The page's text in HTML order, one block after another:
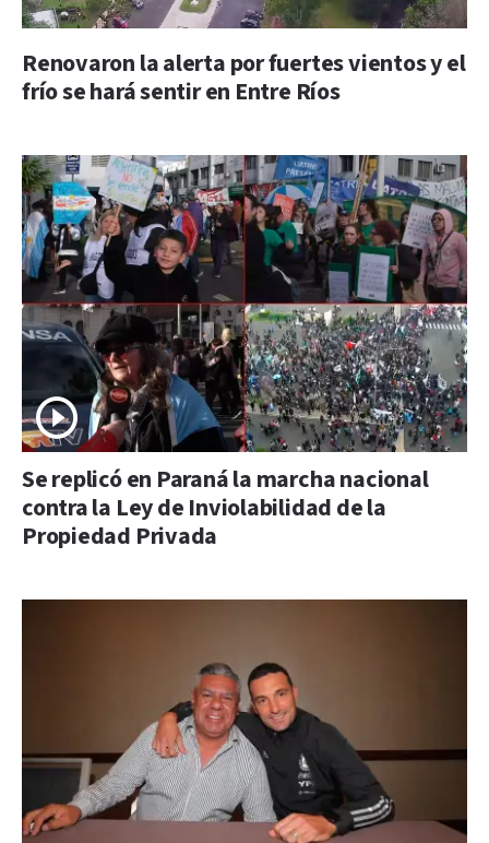
Renovaron la alerta por fuertes vientos y el
frío se hará sentir en Entre Ríos
Se replicó en Paraná la marcha nacional
contra la Ley de Inviolabilidad de la
Propiedad Privada